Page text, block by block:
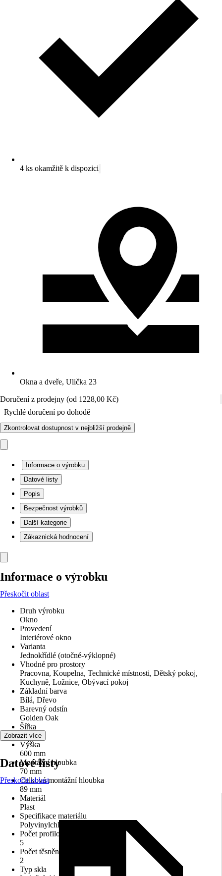
4 ks okamžitě k dispozici
Okna a dveře, Ulička 23
Doručení z prodejny (od 1228,00 Kč)
Rychlé doručení po dohodě
Zkontrolovat dostupnost v nejbližší prodejně
Informace o výrobku
Datové listy
Popis
Bezpečnost výrobků
Další kategorie
Zákaznická hodnocení
Informace o výrobku
Přeskočit oblast
Druh výrobku
Okno
Provedení
Interiérové okno
Varianta
Jednokřídlé (otočné-výklopné)
Vhodné pro prostory
Pracovna, Koupelna, Technické místnosti, Dětský pokoj,
Kuchyně, Ložnice, Obývací pokoj
Základní barva
Bílá, Dřevo
Barevný odstín
Golden Oak
Šířka
600 mm
Výška
600 mm
Montážní hloubka
70 mm
Celková montážní hloubka
89 mm
Materiál
Plast
Specifikace materiálu
Polyvinylchlorid (PVC)
Počet profilových komor
5
Počet těsnění
2
Typ skla
Zobrazit více
Datové listy
Přeskočit oblast